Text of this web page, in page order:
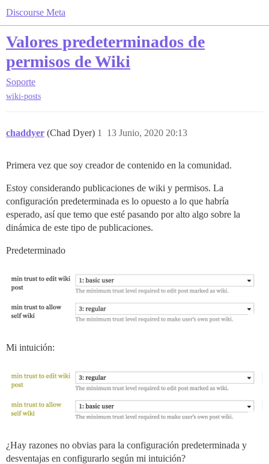
Discourse Meta
Valores predeterminados de
permisos de Wiki
Soporte
wiki-posts
chaddyer (Chad Dyer) 13 Junio, 2020 20:13
1
Primera vez que soy creador de contenido en la comunidad.
Estoy considerando publicaciones de wiki y permisos. La
configuración predeterminada es lo opuesto a lo que habría
esperado, así que temo que esté pasando por alto algo sobre la
dinámica de este tipo de publicaciones.
Predeterminado
Mi intuición:
¿Hay razones no obvias para la configuración predeterminada y
desventajas en configurarlo según mi intuición?